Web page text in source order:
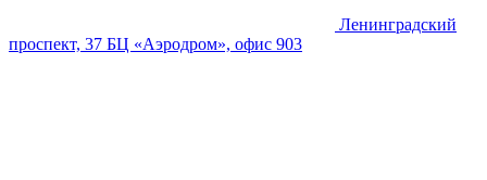
Ленинградский
проспект, 37 БЦ «Аэродром», офис 903